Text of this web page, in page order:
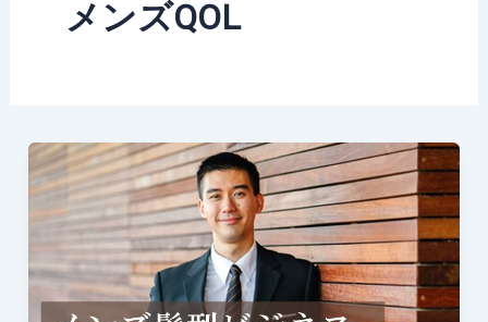
メンズQOL